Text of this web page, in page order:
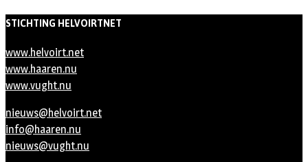
STICHTING HELVOIRTNET
www.helvoirt.net
www.haaren.nu
www.vught.nu
nieuws@helvoirt.net
info@haaren.nu
nieuws@vught.nu